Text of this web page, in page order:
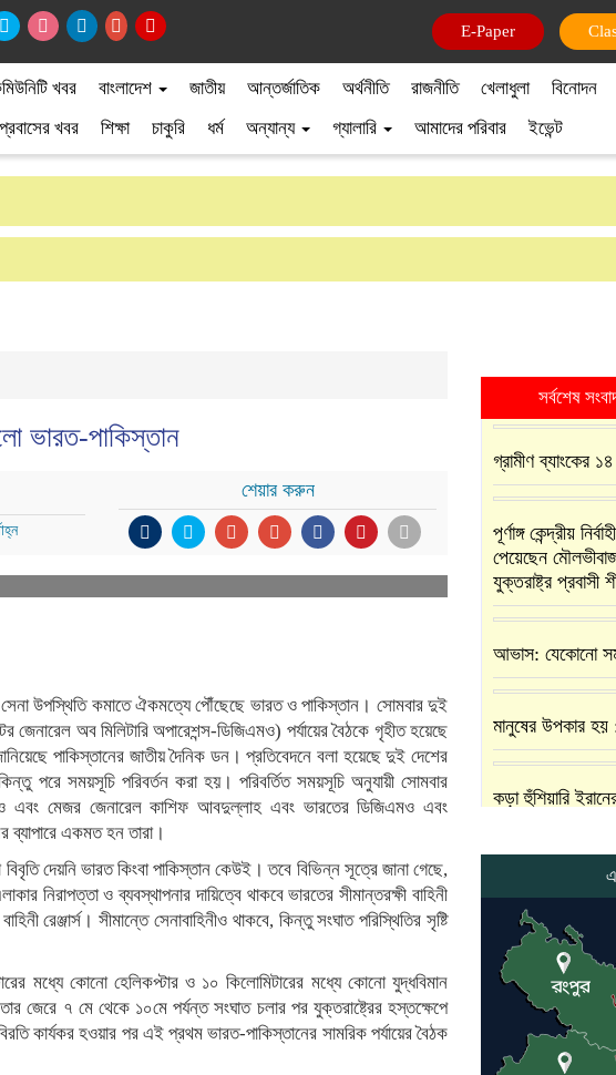
E-Paper
খবর বাংলাদেশ জাতীয় আন্তর্জাতিক অর্থনীতি রাজনীতি খেলাধুলা বিনোদন
প্রবাসের খবর শিক্ষা চাকুরি ধর্ম অন্যান্য গ্যালারি আমাদের পরিবার ইভেন্ট
ভারত-পাকিস্তান
শেয়ার করুন
সেনা উপস্থিতি কমাতে ঐকমত্যে পৌঁছেছে ভারত ও পাকিস্তান। সোমবার দুই
জেনারেল অব মিলিটারি অপারেশন্স-ডিজিএমও) পর্যায়ের বৈঠকে গৃহীত হয়েছে
পাকিস্তানের জাতীয় দৈনিক ডন। প্রতিবেদনে বলা হয়েছে দুই দেশের
পরে সময়সূচি পরিবর্তন করা হয়। পরিবর্তিত সময়সূচি অনুযায়ী সোমবার
এবং মেজর জেনারেল কাশিফ আবদুল্লাহ এবং ভারতের ডিজিএমও এবং
ব্যাপারে একমত হন তারা।
দেয়নি ভারত কিংবা পাকিস্তান কেউই। তবে বিভিন্ন সূত্রে জানা গেছে,
নিরাপত্তা ও ব্যবস্থাপনার দায়িত্বে থাকবে ভারতের সীমান্তরক্ষী বাহিনী
রেঞ্জার্স। সীমান্তে সেনাবাহিনীও থাকবে, কিন্তু সংঘাত পরিস্থিতির সৃষ্টি
মধ্যে কোনো হেলিকপ্টার ও ১০ কিলোমিটারের মধ্যে কোনো যুদ্ধবিমান
জেরে ৭ মে থেকে ১০মে পর্যন্ত সংঘাত চলার পর যুক্তরাষ্ট্রের হস্তক্ষেপে
কার্যকর হওয়ার পর এই প্রথম ভারত-পাকিস্তানের সামরিক পর্যায়ের বৈঠক
সর্বশেষ
গ্রামীণ ব্যাংকের
পূর্ণাঙ্গ কেন্দ্রীয়
পেয়েছেন
যুক্তরাষ্ট্র প্রবাসী
আভাস: যেকোনো
মানুষের উপকার হয় :
কড়া হুঁশিয়ারি
প্রণালি সবার
ট্রাম্প